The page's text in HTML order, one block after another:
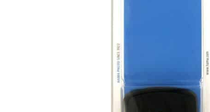
Ei varastossa.